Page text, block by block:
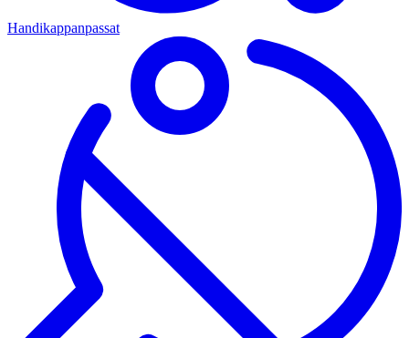
Handikappanpassat